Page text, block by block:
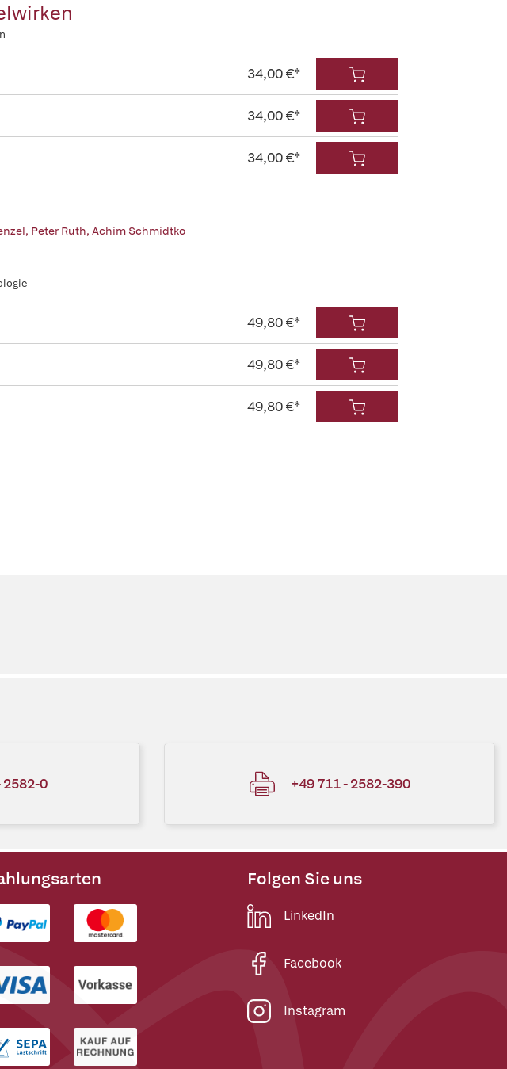
34,00 €*
34,00 €*
34,00 €*
, Peter Ruth, Achim Schmidtko
49,80 €*
49,80 €*
49,80 €*
2582-0 +49 711 - 2582-390
Folgen Sie uns
LinkedIn
Facebook
Instagram